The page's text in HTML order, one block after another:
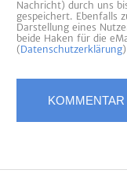
Nachricht) durch uns
gespeichert. Ebenfalls
Darstellung eines
beide Haken für die
(Datenschutzerklärung)